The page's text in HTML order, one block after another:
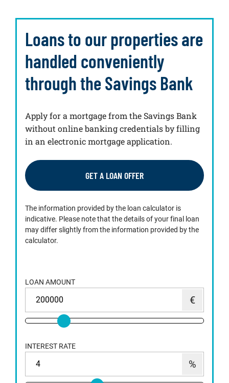
Loans to our properties are
handled conveniently
through the Savings Bank
Apply for a mortgage from the Savings Bank
without online banking credentials by filling
in an electronic mortgage application.
GET A LOAN OFFER
The information provided by the loan calculator is
indicative. Please note that the details of your final loan
may differ slightly from the information provided by the
calculator.
LOAN AMOUNT
INTEREST RATE